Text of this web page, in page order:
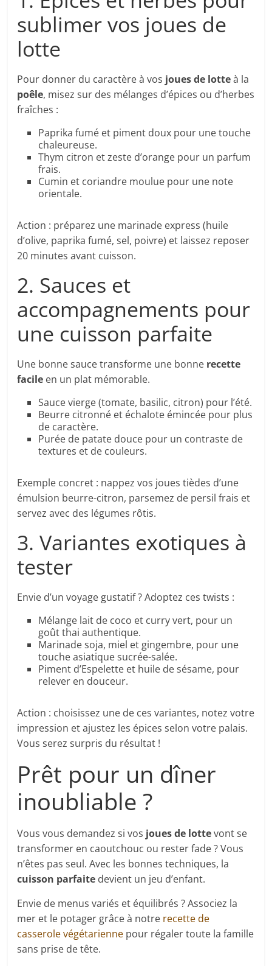
sublimer vos joues de
lotte
Pour donner du caractère à vos joues de lotteà la
poêle, misez sur des mélanges d’épices ou d’herbes
fraîches :
Paprika fumé et piment doux pour une touche
chaleureuse.
Thym citron et zeste d’orange pour un parfum
frais.
Cumin et coriandre moulue pour une note
orientale.
Action : préparez une marinade express (huile
d’olive, paprika fumé, sel, poivre) et laissez reposer
20 minutes avant cuisson.
2. Sauces et
accompagnements pour
une cuisson parfaite
Une bonne sauce transforme une bonne recette
facile en un plat mémorable.
Sauce vierge (tomate, basilic, citron) pour l’été.
Beurre citronné et échalote émincée pour plus
de caractère.
Purée de patate douce pour un contraste de
textures et de couleurs.
Exemple concret : nappez vos joues tièdes d’une
émulsion beurre-citron, parsemez de persil frais et
servez avec des légumes rôtis.
3. Variantes exotiques à
tester
Envie d’un voyage gustatif ? Adoptez ces twists :
Mélange lait de coco et curry vert, pour un
goût thai authentique.
Marinade soja, miel et gingembre, pour une
touche asiatique sucrée-salée.
Piment d’Espelette et huile de sésame, pour
relever en douceur.
Action : choisissez une de ces variantes, notez votre
impression et ajustez les épices selon votre palais.
Vous serez surpris du résultat !
Prêt pour un dîner
inoubliable ?
Vous vous demandez si vos joues de lottevont se
transformer en caoutchouc ou rester fade ? Vous
n’êtes pas seul. Avec les bonnes techniques, la
cuisson parfaite devient un jeu d’enfant.
Envie de menus variés et équilibrés ? Associez la
mer et le potager grâce à notre recette de
casserole végétarienne pour régaler toute la famille
sans prise de tête.